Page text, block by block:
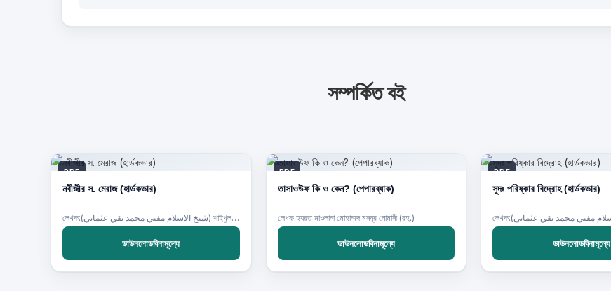
সম্পর্কিত বই
PDF
নবীজীর স. মেরাজ (হার্ডকভার)
লেখক:(شيخ الاسلام مفتي محمد تقي عثماني) শাইখুল ইসলাম মুফতী মুহাম্মদ তাকী উসমানী ,
ডাউনলোডবিনামূল্যে
PDF
তাসাওউফ কি ও কেন? (পেপারব্যাক)
লেখক:হযরত মাওলানা মোহাম্মদ মনযূর নোমানী (রহ.)
ডাউনলোডবিনামূল্যে
PDF
সুদঃ পরিষ্কার বিদ্রোহ (হার্ডকভার)
ডাউনলোডবিনামূল্যে